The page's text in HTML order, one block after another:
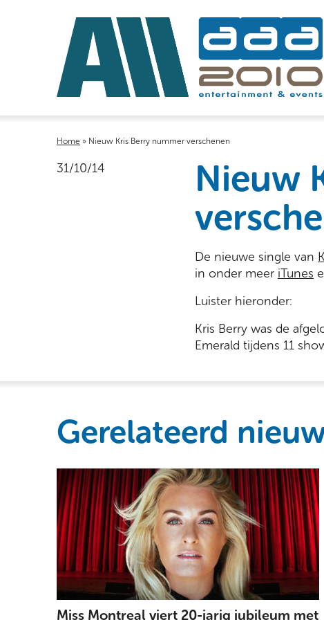
Home » Nieuw Kris Berry nummer verschenen
31/10/14
Nieuw
De nieuwe single van
in onder meer iTunes
Luister hieronder:
Kris Berry was de
Emerald tijdens 11
Gerelateerd
Miss Montreal viert 20-jarig jubileum met